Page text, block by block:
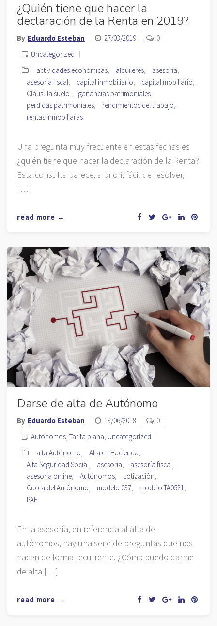
¿Quién tiene que hacer la
declaración de la Renta en 2019?
By Eduardo Esteban 27/03/2019
0
Uncategorized
actividades económicas, alquileres, asesoría,
asesoría fiscal, capital inmobiliario, capital mobiliario,
Cláusula suelo, ganancias patrimoniales,
perdidas patrimoniales, rendimientos del trabajo,
rentas inmobiliaras
Una pregunta muy frecuente en estas fechas es
¿quién tiene que hacer la declaración de la Renta?
Esta consulta parece, a priori, fácil de resolver,
[…]
read more →
Darse de alta de Autónomo
By Eduardo Esteban 13/06/2018
0
Autónomos, Tarifa plana, Uncategorized
alta Autónomo, Alta en Hacienda,
Alta Seguridad Social, asesoría, asesoría fiscal,
asesoría online, Autónomos, cotización,
Cuota del Autónomo, modelo 037, modelo TA0521,
PAE
En la asesoría, en referencia al alta de
autónomos, hay una serie de preguntas que nos
hacen de forma recurrente. ¿Cómo puedo darme
de alta […]
read more →